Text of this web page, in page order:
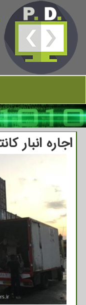
اجاره انبار